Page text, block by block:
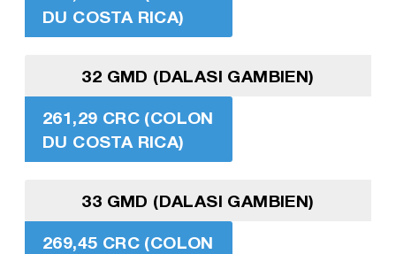
DU COSTA RICA)
32 GMD (DALASI GAMBIEN)
261,29 CRC (COLON
DU COSTA RICA)
33 GMD (DALASI GAMBIEN)
269,45 CRC (COLON